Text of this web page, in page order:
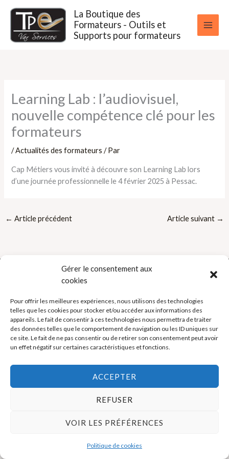
Gérer le consentement aux
cookies
Pour offrir les meilleures expériences, nous utilisons des technologies
telles que les cookies pour stocker et/ou accéder aux informations des
appareils. Le fait de consentir à ces technologies nous permettra de traiter
des données telles que le comportement de navigation ou les ID uniques sur
ce site. Le fait de ne pas consentir ou de retirer son consentement peut avoir
un effet négatif sur certaines caractéristiques et fonctions.
ACCEPTER
REFUSER
VOIR LES PRÉFÉRENCES
Politique de cookies
contenu
La Boutique des
Formateurs - Outils et
Supports pour formateurs
Learning Lab : l’audiovisuel,
nouvelle compétence clé pour les
formateurs
/Actualités des formateurs / Par
Cap Métiers vous invité à découvre son Learning Lab lors
d’une journée professionnelle le 4 février 2025 à Pessac.
← Article précédent Article suivant →
Politique de cookies (UE)
Mentions légales